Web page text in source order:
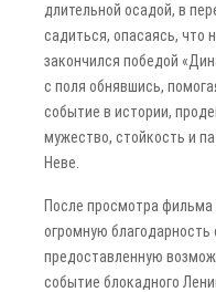
длительной осадой, в
садиться, опасаясь, что
закончился победой
с поля обнявшись,
событие в истории,
мужество, стойкость и
Неве.
После просмотра
огромную благодарность
предоставленную
событие блокадного